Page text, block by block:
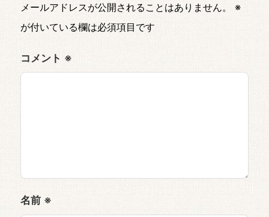
メールアドレスが公開されることはありません。
※
が付いている欄は必須項目です
コメント ※
名前 ※